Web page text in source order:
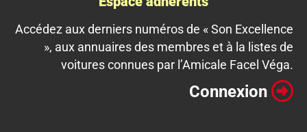
Accédez aux derniers numéros de « Son Excellence
», aux annuaires des membres et à la listes de
voitures connues par l’Amicale Facel Véga.
Connexion